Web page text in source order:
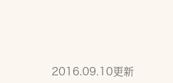
2016.09.10更新